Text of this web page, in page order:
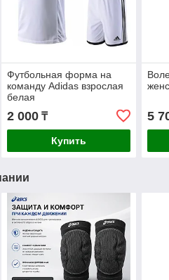
Футбольная форма на
команду Adidas взрослая
белая
2 000₸
Купить
5